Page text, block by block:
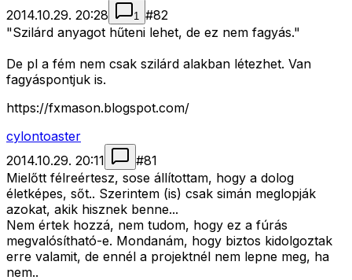
2014.10.29. 20:28
1 #82
"Szilárd anyagot hűteni lehet, de ez nem fagyás."
De pl a fém nem csak szilárd alakban létezhet. Van
fagyáspontjuk is.
https://fxmason.blogspot.com/
cylontoaster
2014.10.29. 20:11
#81
Mielőtt félreértesz, sose állítottam, hogy a dolog
életképes, sőt.. Szerintem (is) csak simán meglopják
azokat, akik hisznek benne...
Nem értek hozzá, nem tudom, hogy ez a fúrás
megvalósítható-e. Mondanám, hogy biztos kidolgoztak
erre valamit, de ennél a projektnél nem lepne meg, ha
nem..